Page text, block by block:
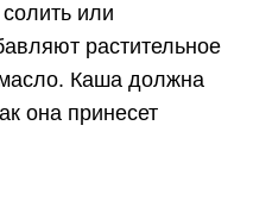
или
растительное
Каша должна
она принесет